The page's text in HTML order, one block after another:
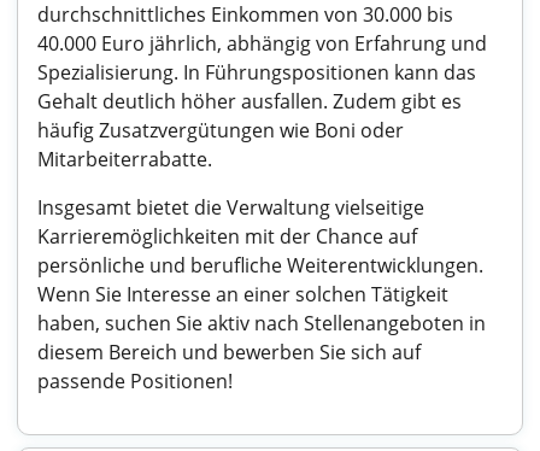
durchschnittliches Einkommen von 30.000 bis
40.000 Euro jährlich, abhängig von Erfahrung und
Spezialisierung. In Führungspositionen kann das
Gehalt deutlich höher ausfallen. Zudem gibt es
häufig Zusatzvergütungen wie Boni oder
Mitarbeiterrabatte.
Insgesamt bietet die Verwaltung vielseitige
Karrieremöglichkeiten mit der Chance auf
persönliche und berufliche Weiterentwicklungen.
Wenn Sie Interesse an einer solchen Tätigkeit
haben, suchen Sie aktiv nach Stellenangeboten in
diesem Bereich und bewerben Sie sich auf
passende Positionen!